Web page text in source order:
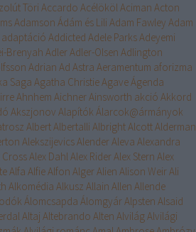
Töri Accardo AcélökölAciman Acton
Adamson Ádám és Lili Adam Fawley Adam
adaptáció Addicted Adele ParksAdeyemi
Brenyah AdlerAdler-Olsen Adlington
Adrian Ad Astra Aeramentum aforizma
Saga Agatha ChristieAgaveÁgenda
Ahnhem AichnerAinsworth akció Akkord
Akszjonov Alapítók Álarcok@ármányok
AlbertAlbertalli AlbrightAlcottAlderman
AlekszijevicsAlenderAleva Alexandra
CrossAlex DahlAlex RiderAlex Stern Alex
Alfa AlfieAlfon AlgerAlien Alison WeirAli
Alkomédia Alkusz Allain Allen Allende
Álomcsapda ÁlomgyárAlpsten Alsaid
Altaj Altebrando Alten AlvilágAlvilági